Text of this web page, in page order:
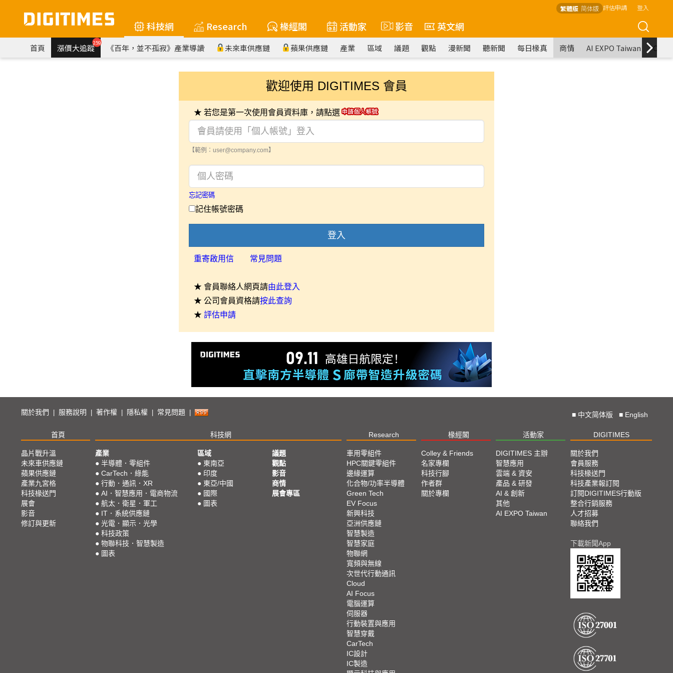
繁體版 简体版 評估申請 登入
科技網 Research 椽經閣 活動家 影音 英文網
首頁 漲價大追蹤259 《百年，並不孤寂》產業導讀 未來車供應鏈 蘋果供應鏈 產業 區域 議題 觀點 漫新聞 聽新聞 每日椽真 商情 AI EXPO Taiwan
歡迎使用 DIGITIMES 會員
★ 若您是第一次使用會員資料庫，請點選
【範例：user@company.com】
忘記密碼
記住帳號密碼
登入
重寄啟用信 常見問題
★ 會員聯絡人網頁請由此登入
★ 公司會員資格請按此查詢
★ 評估申請
關於我們 服務說明 著作權 隱私權 常見問題 ■ 中文简体版 ■ English
首頁 科技網 Research 椽經閣 活動家 DIGITIMES
晶片戰升溫
未來車供應鏈
蘋果供應鏈
產業九宮格
科技椽送門
展會
影音
修訂與更新
產業
● 半導體．零組件
● CarTech．綠能
● 行動．通訊．XR
● AI．智慧應用．電商物流
● 航太．衛星．軍工
● IT．系統供應鏈
● 光電．顯示．光學
● 科技政策
● 物聯科技．智慧製造
● 圖表
區域
● 東南亞
● 印度
● 東亞/中國
● 國際
● 圖表
議題
觀點
影音
商情
展會專區
車用零組件
HPC關鍵零組件
邊緣運算
化合物/功率半導體
Green Tech
EV Focus
新興科技
亞洲供應鏈
智慧製造
智慧家庭
物聯網
寬頻與無線
次世代行動通訊
Cloud
AI Focus
電腦運算
伺服器
行動裝置與應用
智慧穿戴
CarTech
IC設計
IC製造
Colley & Friends
名家專欄
科技行腳
作者群
關於專欄
DIGITIMES 主辦
智慧應用
雲端 & 資安
產品 & 研發
AI & 創新
其他
AI EXPO Taiwan
關於我們
會員服務
科技椽送門
科技產業報訂閱
訂閱DIGITIMES行動版
整合行銷服務
人才招募
聯絡我們
下載新聞App